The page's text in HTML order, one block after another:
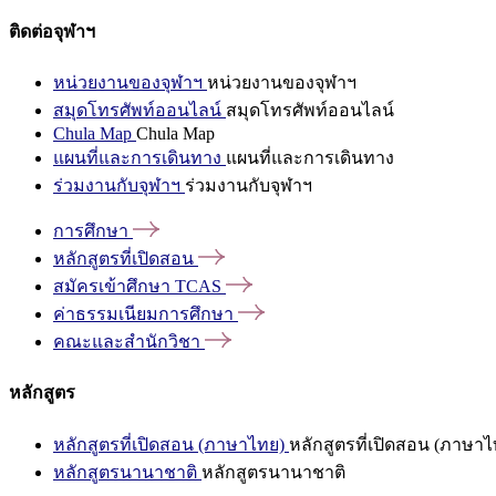
ติดต่อจุฬาฯ
หน่วยงานของจุฬาฯ หน่วยงานของจุฬาฯ
สมุดโทรศัพท์ออนไลน์ สมุดโทรศัพท์ออนไลน์
Chula Map Chula Map
แผนที่และการเดินทาง แผนที่และการเดินทาง
ร่วมงานกับจุฬาฯ ร่วมงานกับจุฬาฯ
การศึกษา
หลักสูตรที่เปิดสอน
สมัครเข้าศึกษา TCAS
ค่าธรรมเนียมการศึกษา
คณะและสำนักวิชา
หลักสูตร
หลักสูตรที่เปิดสอน (ภาษาไทย) หลักสูตรที่เปิดสอน (ภาษาไ
หลักสูตรนานาชาติ หลักสูตรนานาชาติ